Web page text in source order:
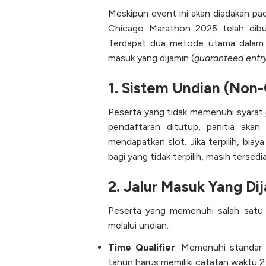
Meskipun event ini akan diadakan
Chicago Marathon 2025 telah
Terdapat dua metode utama
masuk yang dijamin (guaranteed
1. Sistem Undian
Peserta yang tidak memenuhi syarat
pendaftaran ditutup, panitia akan
mendapatkan slot. Jika terpilih,
bagi yang tidak terpilih, masih
2. Jalur Masuk Yang
Peserta yang memenuhi salah
melalui undian:
Time Qualifier: Memenuhi standar
tahun harus memiliki catatan waktu